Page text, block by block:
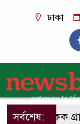
ঢাকা
সর্বশেষ:একক গ্রাহক